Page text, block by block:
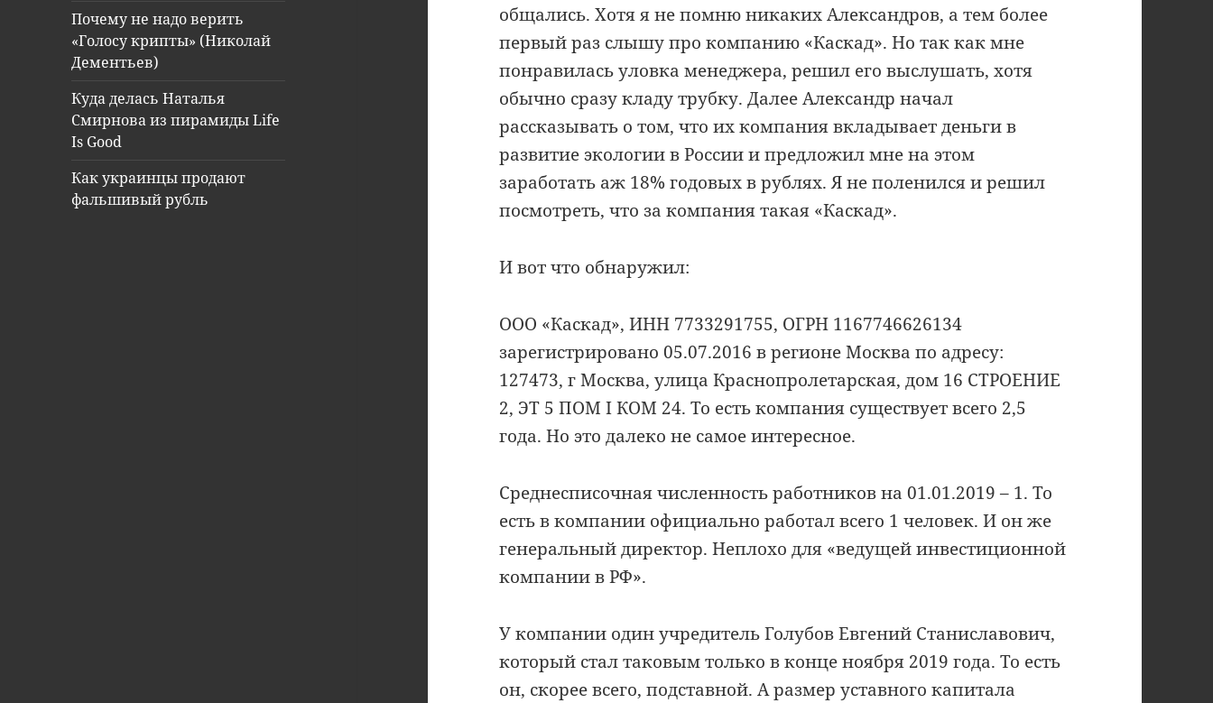
Почему не надо верить
«Голосу крипты» (Николай
Дементьев)
Куда делась Наталья
Смирнова из пирамиды Life
Is Good
Как украинцы продают
фальшивый рубль
общались. Хотя я не помню никаких Александров, а тем более
первый раз слышу про компанию «Каскад». Но так как мне
понравилась уловка менеджера, решил его выслушать, хотя
обычно сразу кладу трубку. Далее Александр начал
рассказывать о том, что их компания вкладывает деньги в
развитие экологии в России и предложил мне на этом
заработать аж 18% годовых в рублях. Я не поленился и решил
посмотреть, что за компания такая «Каскад».
И вот что обнаружил:
ООО «Каскад», ИНН 7733291755, ОГРН 1167746626134
зарегистрировано 05.07.2016 в регионе Москва по адресу:
127473, г Москва, улица Краснопролетарская, дом 16 СТРОЕНИЕ
2, ЭТ 5 ПОМ I КОМ 24. То есть компания существует всего 2,5
года. Но это далеко не самое интересное.
Среднесписочная численность работников на 01.01.2019 – 1. То
есть в компании официально работал всего 1 человек. И он же
генеральный директор. Неплохо для «ведущей инвестиционной
компании в РФ».
У компании один учредитель Голубов Евгений Станиславович,
который стал таковым только в конце ноября 2019 года. То есть
он, скорее всего, подставной. А размер уставного капитала